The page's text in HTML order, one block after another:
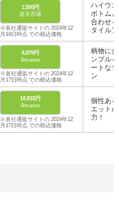
1,500円
楽天市場
※各社通販サイトの 2024年12
月18日時点 での税込価格
ハイウ
ボトム
合わせ
タイル
4,879円
Amazon
※各社通販サイトの 2024年12
月17日時点 での税込価格
柄物に
ンプル
ートな
ン
18,815円
Amazon
※各社通販サイトの 2024年12
月17日時点 での税込価格
個性あ
エット
力！